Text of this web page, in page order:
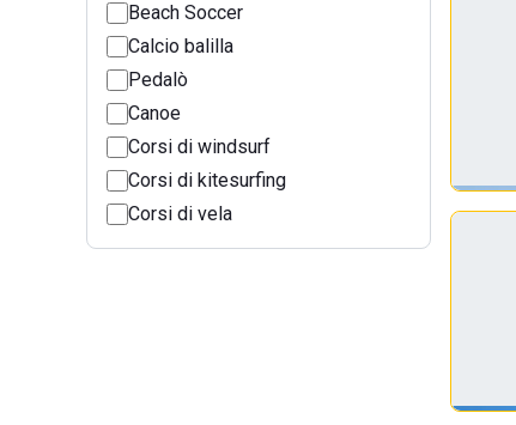
Beach Soccer
Calcio balilla
Pedalò
Canoe
Corsi di windsurf
Corsi di kitesurfing
Corsi di vela